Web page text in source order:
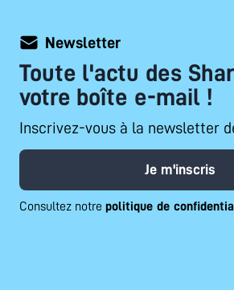
Newsletter
Toute l'actu des
votre boîte e-mail !
Inscrivez-vous à la newsletter
Je m'inscris
Consultez notre politique de